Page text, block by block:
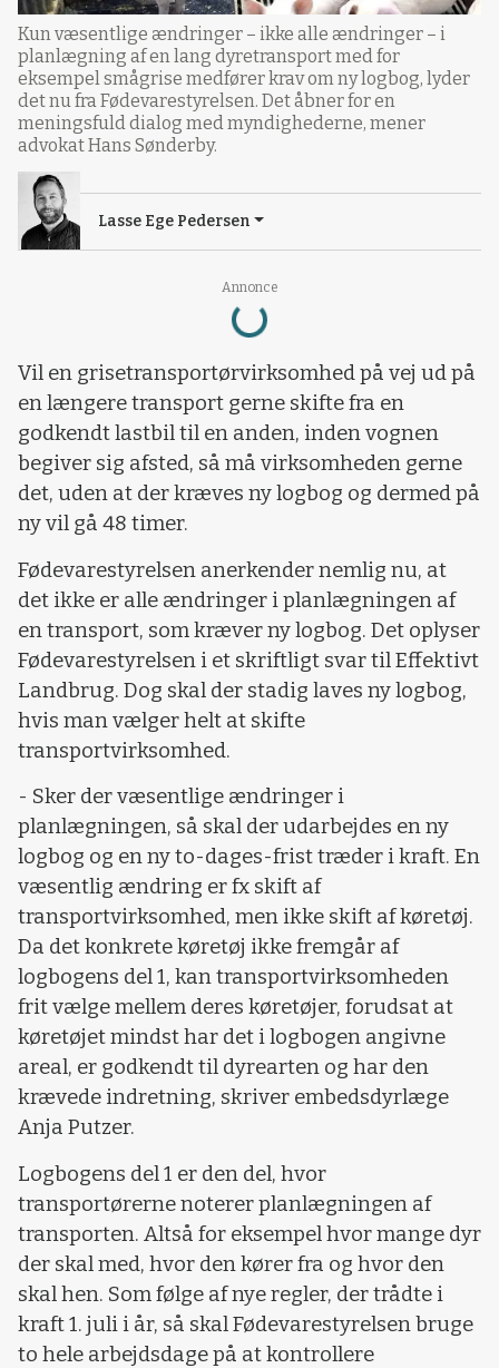
Annonce
Loading...
Kun væsentlige ændringer – ikke alle ændringer – i
planlægning af en lang dyretransport med for
eksempel smågrise medfører krav om ny logbog, lyder
det nu fra Fødevarestyrelsen. Det åbner for en
meningsfuld dialog med myndighederne, mener
advokat Hans Sønderby.
Lasse Ege Pedersen
Vil en grisetransportørvirksomhed på vej ud på
en længere transport gerne skifte fra en
godkendt lastbil til en anden, inden vognen
begiver sig afsted, så må virksomheden gerne
det, uden at der kræves ny logbog og dermed på
ny vil gå 48 timer.
Fødevarestyrelsen anerkender nemlig nu, at
det ikke er alle ændringer i planlægningen af
en transport, som kræver ny logbog. Det oplyser
Fødevarestyrelsen i et skriftligt svar til Effektivt
Landbrug. Dog skal der stadig laves ny logbog,
hvis man vælger helt at skifte
transportvirksomhed.
- Sker der væsentlige ændringer i
planlægningen, så skal der udarbejdes en ny
logbog og en ny to-dages-frist træder i kraft. En
væsentlig ændring er fx skift af
transportvirksomhed, men ikke skift af køretøj.
Da det konkrete køretøj ikke fremgår af
logbogens del 1, kan transportvirksomheden
frit vælge mellem deres køretøjer, forudsat at
køretøjet mindst har det i logbogen angivne
areal, er godkendt til dyrearten og har den
krævede indretning, skriver embedsdyrlæge
Anja Putzer.
Logbogens del 1 er den del, hvor
transportørerne noterer planlægningen af
transporten. Altså for eksempel hvor mange dyr
der skal med, hvor den kører fra og hvor den
skal hen. Som følge af nye regler, der trådte i
kraft 1. juli i år, så skal Fødevarestyrelsen bruge
to hele arbejdsdage på at kontrollere